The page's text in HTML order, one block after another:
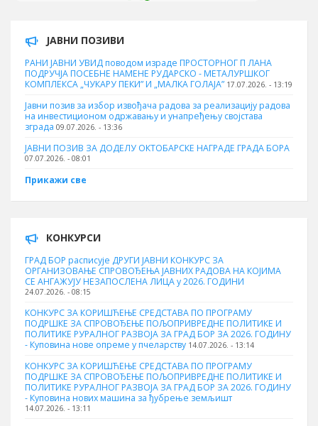
ЈАВНИ ПОЗИВИ
РАНИ ЈАВНИ УВИД поводом израде ПРОСТОРНОГ П ЛАНА
ПОДРУЧЈА ПОСЕБНЕ НАМЕНЕ РУДАРСКО - МЕТАЛУРШКОГ
КОМПЛЕКСА „ЧУКАРУ ПЕКИ” И „МАЛКА ГОЛАЈА” 17.07.2026. - 13:19
Јавни позив за избор извођача радова за реализацију радова
на инвестиционом одржавању и унапређењу својстава
зграда 09.07.2026. - 13:36
ЈАВНИ ПОЗИВ ЗА ДОДЕЛУ ОКТOБАРСКЕ НАГРАДЕ ГРАДА БОРА
07.07.2026. - 08:01
Прикажи све
КОНКУРСИ
ГРАД БОР расписује ДРУГИ ЈАВНИ КОНКУРС ЗА
ОРГАНИЗОВАЊЕ СПРОВОЂЕЊА ЈАВНИХ РАДОВА НА КОЈИМА
СЕ АНГАЖУЈУ НЕЗАПОСЛЕНА ЛИЦА у 2026. ГОДИНИ
24.07.2026. - 08:15
КОНКУРС ЗА КОРИШЋЕЊЕ СРЕДСТАВА ПО ПРОГРАМУ
ПОДРШКЕ ЗА СПРОВОЂЕЊЕ ПОЉОПРИВРЕДНЕ ПОЛИТИКЕ И
ПОЛИТИКЕ РУРАЛНОГ РАЗВОЈА ЗА ГРАД БОР ЗА 2026. ГОДИНУ
- Куповина нове опреме у пчеларству 14.07.2026. - 13:14
КОНКУРС ЗА КОРИШЋЕЊЕ СРЕДСТАВА ПО ПРОГРАМУ
ПОДРШКЕ ЗА СПРОВОЂЕЊЕ ПОЉОПРИВРЕДНЕ ПОЛИТИКЕ И
ПОЛИТИКЕ РУРАЛНОГ РАЗВОЈА ЗА ГРАД БОР ЗА 2026. ГОДИНУ
- Куповина нових машина за ђубрење земљишт
14.07.2026. - 13:11